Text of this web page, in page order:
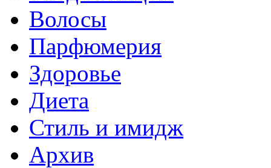
Волосы
Парфюмерия
Здоровье
Диета
Стиль и имидж
Архив